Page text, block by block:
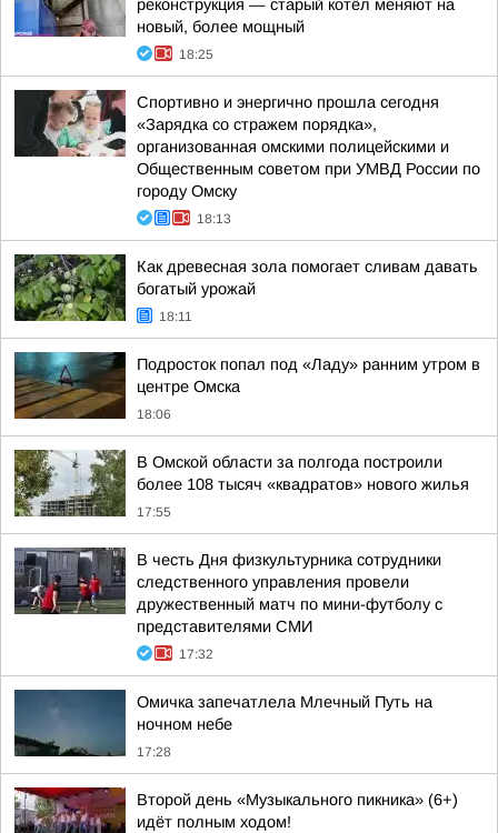
реконструкция — старый котёл меняют на
новый, более мощный
18:25
Спортивно и энергично прошла сегодня
«Зарядка со стражем порядка»,
организованная омскими полицейскими и
Общественным советом при УМВД России по
городу Омску
18:13
Как древесная зола помогает сливам давать
богатый урожай
18:11
Подросток попал под «Ладу» ранним утром в
центре Омска
18:06
В Омской области за полгода построили
более 108 тысяч «квадратов» нового жилья
17:55
В честь Дня физкультурника сотрудники
следственного управления провели
дружественный матч по мини-футболу с
представителями СМИ
17:32
Омичка запечатлела Млечный Путь на
ночном небе
17:28
Второй день «Музыкального пикника» (6+)
идёт полным ходом!